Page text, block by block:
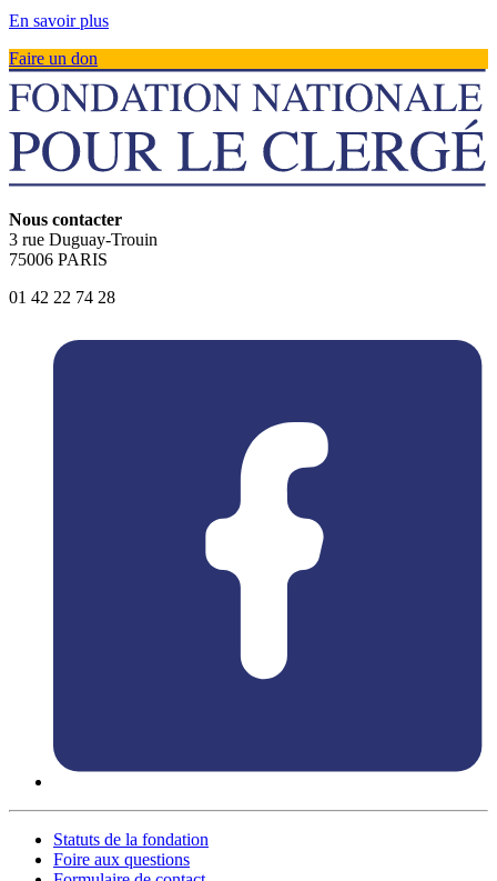
En savoir plus
Faire un don
Nous contacter
3 rue Duguay-Trouin
75006 PARIS
01 42 22 74 28
Statuts de la fondation
Foire aux questions